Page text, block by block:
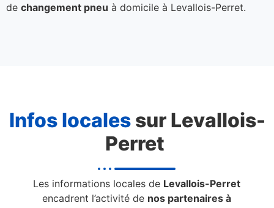
de changement pneu à domicile à Levallois-Perret.
Infos localessur Levallois-
Perret
Les informations locales de Levallois-Perret
encadrent l’activité de nos partenaires à